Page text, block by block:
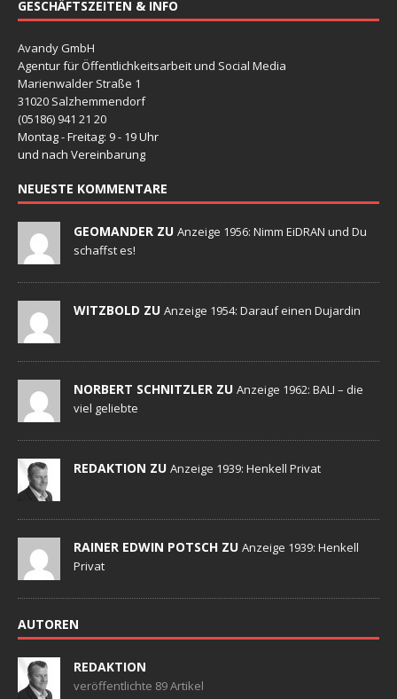
GESCHÄFTSZEITEN & INFO
Avandy GmbH
Agentur für Öffentlichkeitsarbeit und Social Media
Marienwalder Straße 1
31020 Salzhemmendorf
(05186) 941 21 20
Montag - Freitag: 9 - 19 Uhr
und nach Vereinbarung
NEUESTE KOMMENTARE
GEOMANDER ZU Anzeige 1956: Nimm EiDRAN und Du
schaffst es!
WITZBOLD ZU Anzeige 1954: Darauf einen Dujardin
NORBERT SCHNITZLER ZU Anzeige 1962: BALI – die
viel geliebte
REDAKTION ZU Anzeige 1939: Henkell Privat
RAINER EDWIN POTSCH ZU Anzeige 1939: Henkell
Privat
AUTOREN
REDAKTION
veröffentlichte 89 Artikel